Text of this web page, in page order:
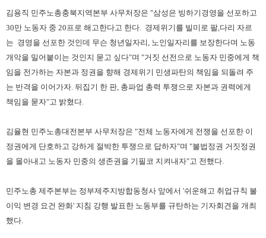
김용직 민주노총충북지역본부 사무처장은 "삼성은 빙하기경영을 선포하고
30만 노동자 중 20프로 해고한다고 한다. 경제위기를 빌미로 팔,다리 자르
는 경영을 선포한 것인데 무슨 청년일자리, 노인일자리를 보장한다며 노동
개악을 밀어붙이는 것인지 묻고 싶다"며 "거짓 선전으로 노동자 민중에게 책
임을 전가하는 자본과 정권을 향해 경제위기 민생파탄의 책임을 되돌려 주
는 반격을 이어가자. 뒤집기 한 판, 총파업 총력 투쟁으로 자본과 권력에게
책임을 묻자"고 밝혔다.
김율현 민주노총대전본부 사무처장은 "전체 노동자에게 전쟁을 선포한 이
정권에게 단호하고 강하게 절박한 투쟁으로 답하자"며 "불법정권 거짓정권
을 몰아내고 노동자 민중의 생존권을 기필코 지켜내자"고 전했다.
민주노총 제주본부는 정부제주지방합동청사 앞에서 '쉬운해고 취업규칙 불
이익 변경 요건 완화' 지침 강행 발표한 노동부를 규탄하는 기자회견을 개최
했다.